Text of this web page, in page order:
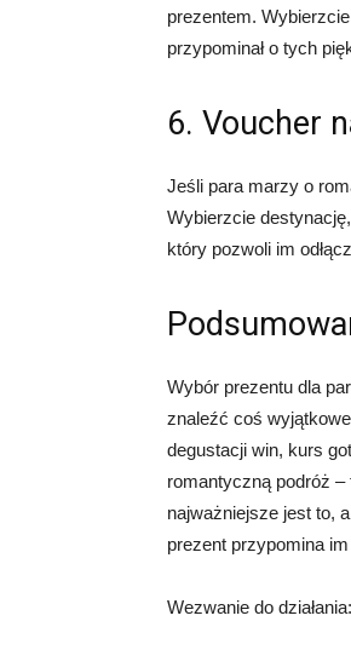
prezentem.
przypominał o tych
6. Voucher
Jeśli para marzy o
Wybierzcie
który pozwoli im
Wybór prezentu dla
znaleźć coś
degustacji win, kurs
romantyczną podróż
najważniejsze jest to,
prezent przypomina
Wezwanie do działania: